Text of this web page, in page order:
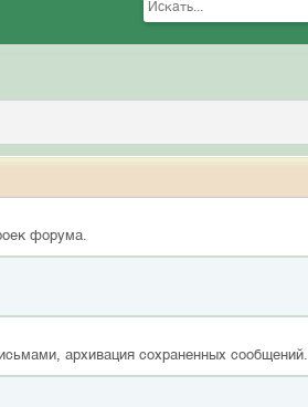
форума.
архивация сохраненных сообщений.